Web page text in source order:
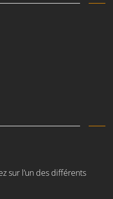
sur l’un des différents